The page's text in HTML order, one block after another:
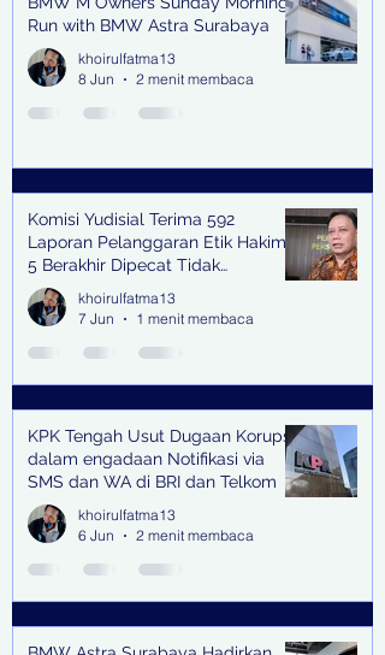
Run with BMW Astra Surabaya
khoirulfatma13
8 Jun
2 menit membaca
Komisi Yudisial Terima 592
Laporan Pelanggaran Etik Hakim,
5 Berakhir Dipecat Tidak
Terhormat
khoirulfatma13
7 Jun
1 menit membaca
KPK Tengah Usut Dugaan Korupsi
dalam engadaan Notifikasi via
SMS dan WA di BRI dan Telkom
khoirulfatma13
6 Jun
2 menit membaca